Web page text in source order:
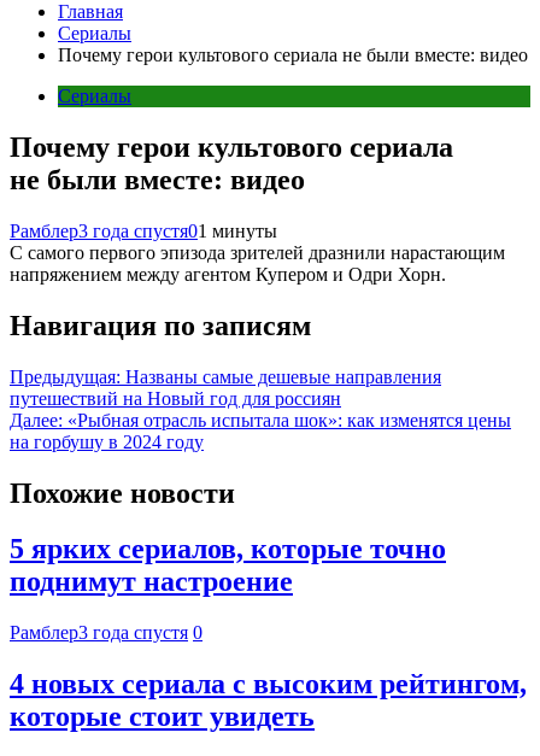
Главная
Сериалы
Почему герои культового сериала не были вместе: видео
Сериалы
Почему герои культового сериала
не были вместе: видео
Рамблер3 года спустя01 минуты
С самого первого эпизода зрителей дразнили нарастающим
напряжением между агентом Купером и Одри Хорн.
Навигация по записям
Предыдущая: Названы самые дешевые направления
путешествий на Новый год для россиян
Далее: «Рыбная отрасль испытала шок»: как изменятся цены
на горбушу в 2024 году
Похожие новости
5 ярких сериалов, которые точно
поднимут настроение
Рамблер3 года спустя 0
4 новых сериала с высоким рейтингом,
которые стоит увидеть